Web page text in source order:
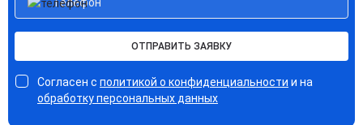
ОТПРАВИТЬ ЗАЯВКУ
Согласен с политикой о конфиденциальности и на
обработку персональных данных